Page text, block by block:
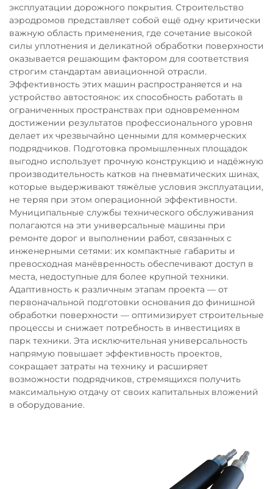
эксплуатации дорожного покрытия. Строительство
аэродромов представляет собой ещё одну критически
важную область применения, где сочетание высокой
силы уплотнения и деликатной обработки поверхности
оказывается решающим фактором для соответствия
строгим стандартам авиационной отрасли.
Эффективность этих машин распространяется и на
устройство автостоянок: их способность работать в
ограниченных пространствах при одновременном
достижении результатов профессионального уровня
делает их чрезвычайно ценными для коммерческих
подрядчиков. Подготовка промышленных площадок
выгодно использует прочную конструкцию и надёжную
производительность катков на пневматических шинах,
которые выдерживают тяжёлые условия эксплуатации,
не теряя при этом операционной эффективности.
Муниципальные службы технического обслуживания
полагаются на эти универсальные машины при
ремонте дорог и выполнении работ, связанных с
инженерными сетями: их компактные габариты и
превосходная манёвренность обеспечивают доступ в
места, недоступные для более крупной техники.
Адаптивность к различным этапам проекта — от
первоначальной подготовки основания до финишной
обработки поверхности — оптимизирует строительные
процессы и снижает потребность в инвестициях в
парк техники. Эта исключительная универсальность
напрямую повышает эффективность проектов,
сокращает затраты на технику и расширяет
возможности подрядчиков, стремящихся получить
максимальную отдачу от своих капитальных вложений
в оборудование.